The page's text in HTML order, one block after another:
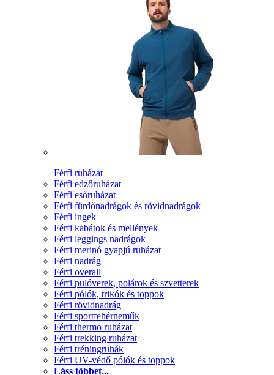
Férfi ruházat
Férfi edzőruházat
Férfi esőruházat
Férfi fürdőnadrágok és rövidnadrágok
Férfi ingek
Férfi kabátok és mellények
Férfi leggings nadrágok
Férfi merinó gyapjú ruházat
Férfi nadrág
Férfi overall
Férfi pulóverek, polárok és szvetterek
Férfi pólók, trikók és toppok
Férfi rövidnadrág
Férfi sportfehérneműk
Férfi thermo ruházat
Férfi trekking ruházat
Férfi tréningruhák
Férfi UV-védő pólók és toppok
Láss többet...